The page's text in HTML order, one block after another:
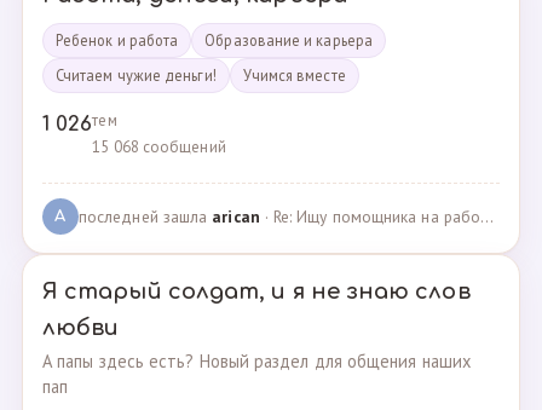
Ребенок и работа
Образование и карьера
Считаем чужие деньги!
Учимся вместе
1 026тем
15 068 сообщений
A последней зашла arican · Re: Ищу помощника на работе · 14.01.2025
Я старый солдат, и я не знаю слов
любви
А папы здесь есть? Новый раздел для общения наших
пап